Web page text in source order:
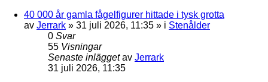
40 000 år gamla fågelfigurer hittade i tysk grotta
av Jerrark » 31 juli 2026, 11:35 » i Stenålder
0 Svar
55 Visningar
Senaste inläggetav Jerrark
31 juli 2026, 11:35